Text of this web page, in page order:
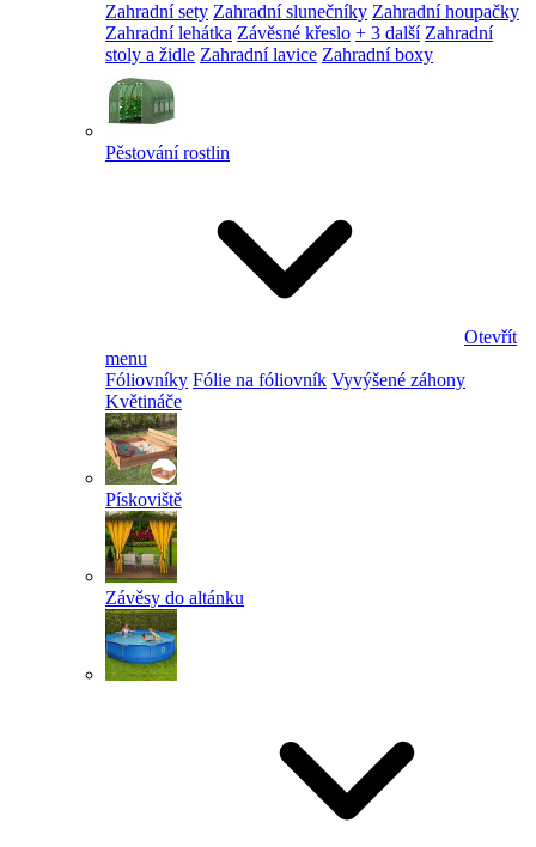
Zahradní sety Zahradní slunečníky Zahradní houpačky
Zahradní lehátka Závěsné křeslo + 3 další Zahradní
stoly a židle Zahradní lavice Zahradní boxy
Pěstování rostlin
Otevřít
menu
Fóliovníky Fólie na fóliovník Vyvýšené záhony
Květináče
Pískoviště
Závěsy do altánku